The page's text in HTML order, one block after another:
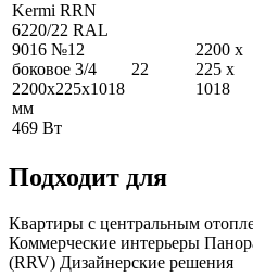
Kermi RRN
6220/22 RAL
9016 №12
боковое 3/4
2200x225x1018
мм
469 Вт
22
2200 x
225 x
1018
Подходит для
Квартиры с центральным
Коммерческие интерьеры
(RRV) Дизайнерские решения